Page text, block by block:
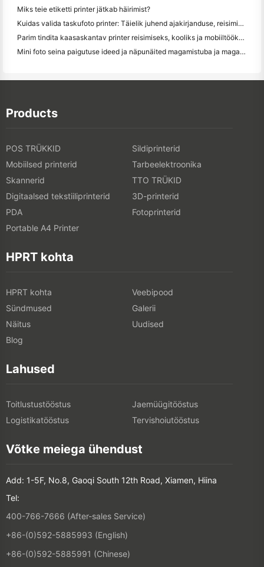
Miks teie etiketti printer jätkab häirimist?
Kuidas valida taskufoto printer: Täielik juhend ajakirjanduse, reisimise ja iPhone'i kasutajatele
Parim tindita kaasaskantav printer reisimiseks, kooliks ja mobiiltööks: Hanin MT620 Pro ülevaade
Mini foto seina paigutuse ideed ja näpunäited magamistuba ja magamistuba kaunistamiseks
Products
POS TRÜKKID
Sildiprinterid
Mobiilsed printerid
Tarbeelektroonika
Skannerid
TTO TRÜKID
Digitaalsed tekstiiliprinterid
3D-printerid
PDA
Fotoprinterid
Portable A4 Printer
HPRT kohta
HPRT kohta
Veebipood
Sündmused
Galerii
Näitus
Uudised
Blog
Lahused
Toitlustustööstus
Jaemüügitööstus
Logistikatööstus
Tervishoiutööstus
Võtke meiega ühendust
Add: 1-5F, No.8, Gaoqi South 12th Road, Xiamen, Hiina
Tel:
400-766-7666 (After-sales Service)
+86-(0)592-5885993 (English)
+86-(0)592-5885991 (Chinese)